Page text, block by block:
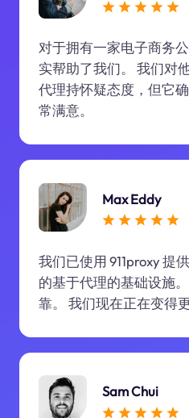
对于拥有一家电子商务
实帮助了我们。 我们对
代理持怀疑态度，但它
常满意。
Max Eddy
我们已使用 911proxy 提
的基于代理的基础设施
靠。 我们现在正在变得更
Sam Chui